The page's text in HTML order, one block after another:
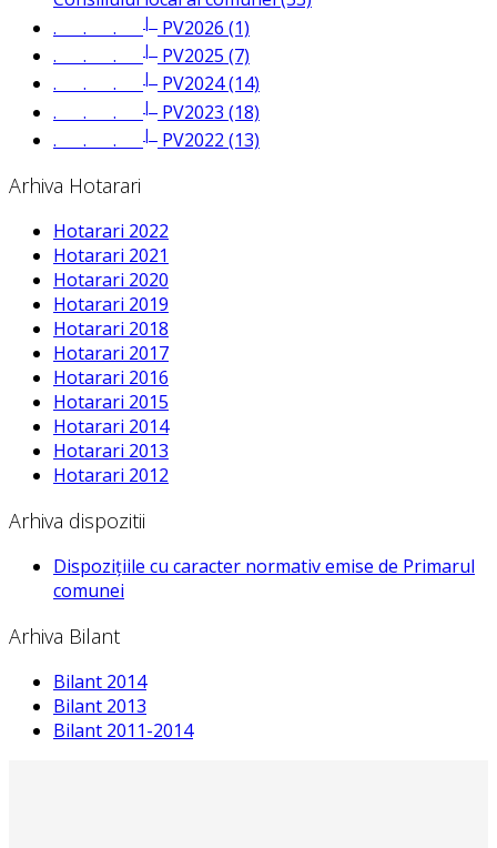
. . .
|_
PV2026 (1)
. . .
|_
PV2025 (7)
. . .
|_
PV2024 (14)
. . .
|_
PV2023 (18)
. . .
|_ PV2022 (13)
Arhiva Hotarari
Hotarari 2022
Hotarari 2021
Hotarari 2020
Hotarari 2019
Hotarari 2018
Hotarari 2017
Hotarari 2016
Hotarari 2015
Hotarari 2014
Hotarari 2013
Hotarari 2012
Arhiva dispozitii
Dispozițiile cu caracter normativ emise de Primarul
comunei
Arhiva Bilant
Bilant 2014
Bilant 2013
Bilant 2011-2014